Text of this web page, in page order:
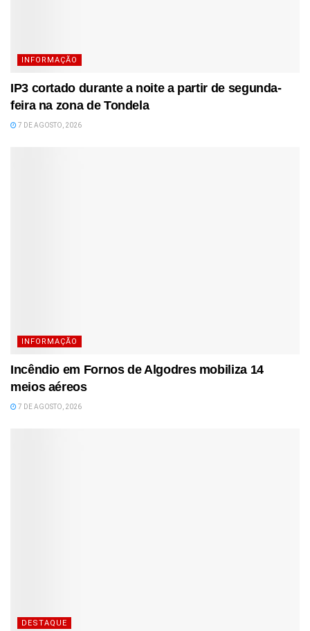
INFORMAÇÃO
IP3 cortado durante a noite a partir de segunda-
feira na zona de Tondela
7 DE AGOSTO, 2026
INFORMAÇÃO
Incêndio em Fornos de Algodres mobiliza 14
meios aéreos
7 DE AGOSTO, 2026
DESTAQUE